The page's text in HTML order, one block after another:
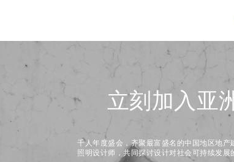
立刻加入亚
千人年度盛会，齐聚最富盛名的中国地区地产
照明设计师，共同探讨设计对社会可持续发展